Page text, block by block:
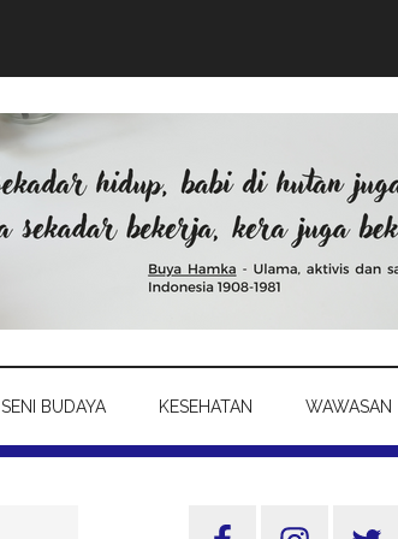
SENI BUDAYA KESEHATAN WAWASAN
Sidebar